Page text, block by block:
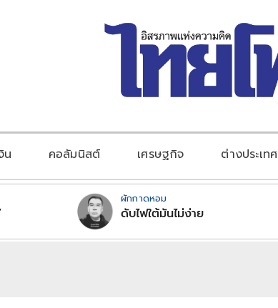
น คอลัมนิสต์ เศรษฐกิจ ต่างประเทศ
ผักกาดหอม
ดับไฟใต้มันไม่ง่าย